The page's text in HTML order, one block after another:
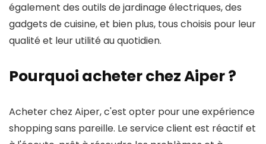
également des outils de jardinage électriques, des
gadgets de cuisine, et bien plus, tous choisis pour leur
qualité et leur utilité au quotidien.
Pourquoi acheter chez Aiper ?
Acheter chez Aiper, c'est opter pour une expérience
shopping sans pareille. Le service client est réactif et